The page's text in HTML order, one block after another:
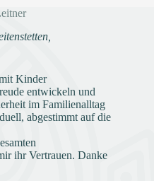
Kinder
entwickeln und
im Familienalltag
abgestimmt auf die
ihr Vertrauen. Danke